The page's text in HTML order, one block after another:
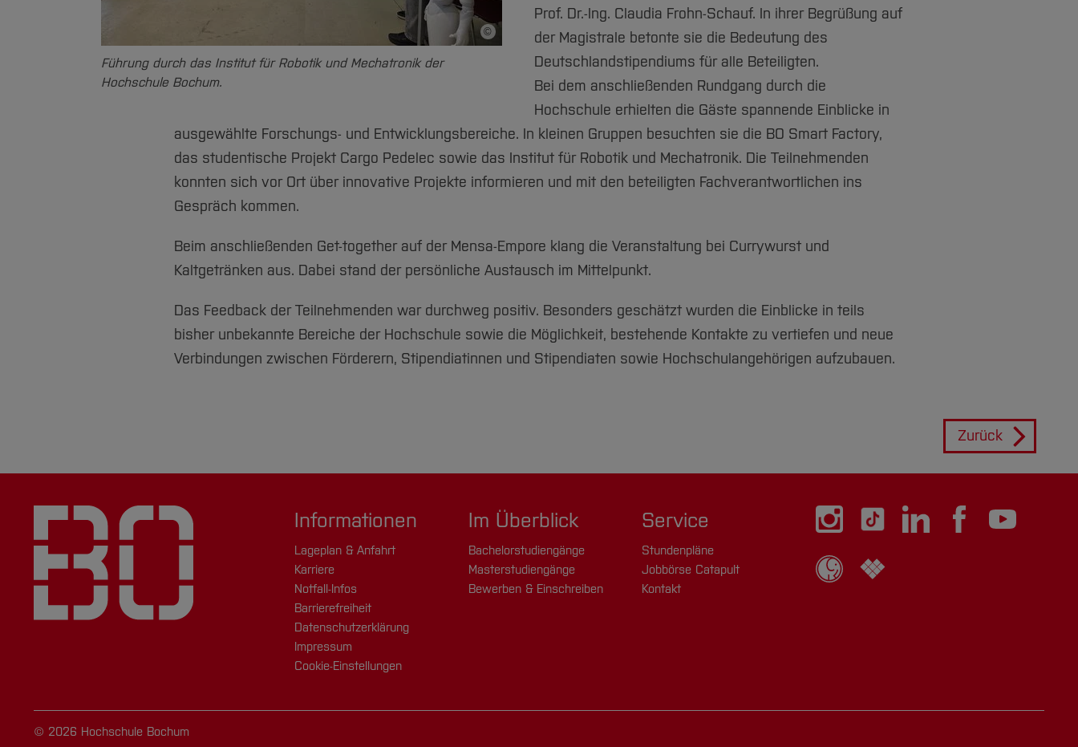
©
Bildnachweis
Führung durch das Institut für Robotik und Mechatronik der
Hochschule Bochum.
Prof. Dr.-Ing. Claudia Frohn-Schauf. In ihrer Begrüßung auf
der Magistrale betonte sie die Bedeutung des
Deutschlandstipendiums für alle Beteiligten.
Bei dem anschließenden Rundgang durch die
Hochschule erhielten die Gäste spannende Einblicke in
ausgewählte Forschungs- und Entwicklungsbereiche. In kleinen Gruppen besuchten sie die BO Smart Factory,
das studentische Projekt Cargo Pedelec sowie das Institut für Robotik und Mechatronik. Die Teilnehmenden
konnten sich vor Ort über innovative Projekte informieren und mit den beteiligten Fachverantwortlichen ins
Gespräch kommen.
Beim anschließenden Get-together auf der Mensa-Empore klang die Veranstaltung bei Currywurst und
Kaltgetränken aus. Dabei stand der persönliche Austausch im Mittelpunkt.
Das Feedback der Teilnehmenden war durchweg positiv. Besonders geschätzt wurden die Einblicke in teils
bisher unbekannte Bereiche der Hochschule sowie die Möglichkeit, bestehende Kontakte zu vertiefen und neue
Verbindungen zwischen Förderern, Stipendiatinnen und Stipendiaten sowie Hochschulangehörigen aufzubauen.
Zurück
Informationen
Lageplan & Anfahrt
Karriere
Notfall-Infos
Barrierefreiheit
Datenschutzerklärung
Impressum
Cookie-Einstellungen
Im Überblick
Bachelorstudiengänge
Masterstudiengänge
Bewerben & Einschreiben
Service
Stundenpläne
Jobbörse Catapult
Kontakt
© 2026 Hochschule Bochum